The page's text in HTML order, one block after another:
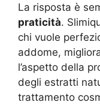
La risposta è
praticità.
chi vuole
addome,
l’aspetto della
degli estratti
trattamento